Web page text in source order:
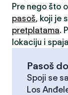
Pre nego što
pasoš, koji je
pretplatama.
lokaciju i
Pasoš
Spoji se
Los